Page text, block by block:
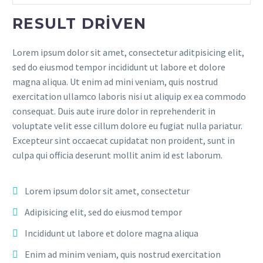
RESULT DRIVEN
Lorem ipsum dolor sit amet, consectetur aditpisicing elit,
sed do eiusmod tempor incididunt ut labore et dolore
magna aliqua. Ut enim ad mini veniam, quis nostrud
exercitation ullamco laboris nisi ut aliquip ex ea commodo
consequat. Duis aute irure dolor in reprehenderit in
voluptate velit esse cillum dolore eu fugiat nulla pariatur.
Excepteur sint occaecat cupidatat non proident, sunt in
culpa qui officia deserunt mollit anim id est laborum.
Lorem ipsum dolor sit amet, consectetur
Adipisicing elit, sed do eiusmod tempor
Incididunt ut labore et dolore magna aliqua
Enim ad minim veniam, quis nostrud exercitation